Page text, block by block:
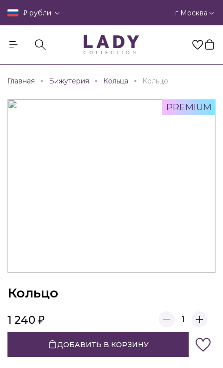
₽ рубли г Москва
Главная Бижутерия Кольца Кольцо
PREMIUM
Кольцо
1 240 1
ДОБАВИТЬ В КОРЗИНУ